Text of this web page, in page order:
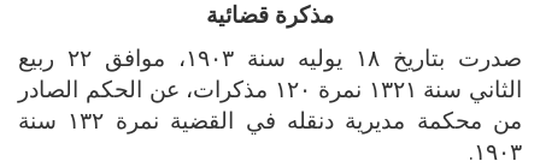
مذكرة قضائية
صدرت بتاريخ ١٨ يوليه سنة ١٩٠٣، موافق ٢٢ ربيع
الثاني سنة ١٣٢١ نمرة ١٢٠ مذكرات، عن الحكم الصادر
من محكمة مديرية دنقله في القضية نمرة ١٣٢ سنة
١٩٠٣.